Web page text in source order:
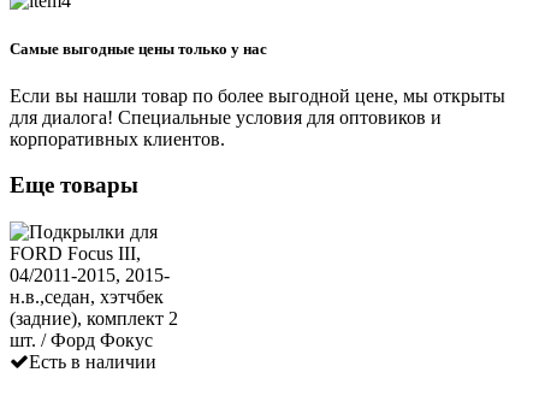
Самые выгодные цены только у нас
Если вы нашли товар по более выгодной цене, мы открыты
для диалога! Специальные условия для оптовиков и
корпоративных клиентов.
Еще товары
Есть в наличии